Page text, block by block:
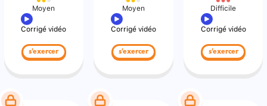
Moyen
Corrigé vidéo
s'exercer
Moyen
Corrigé vidéo
s'exercer
Difficile
Corrigé vidéo
s'exercer